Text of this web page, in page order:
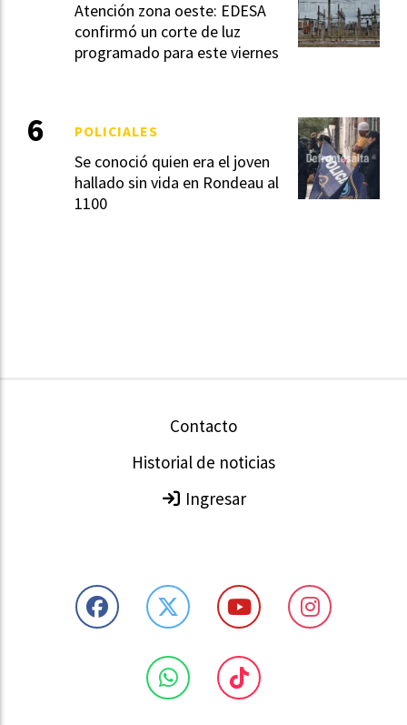
Atención zona oeste: EDESA
confirmó un corte de luz
programado para este viernes
Se conoció quien era el joven
hallado sin vida en Rondeau al
1100
POLICIALES
Contacto
Historial de noticias
Ingresar